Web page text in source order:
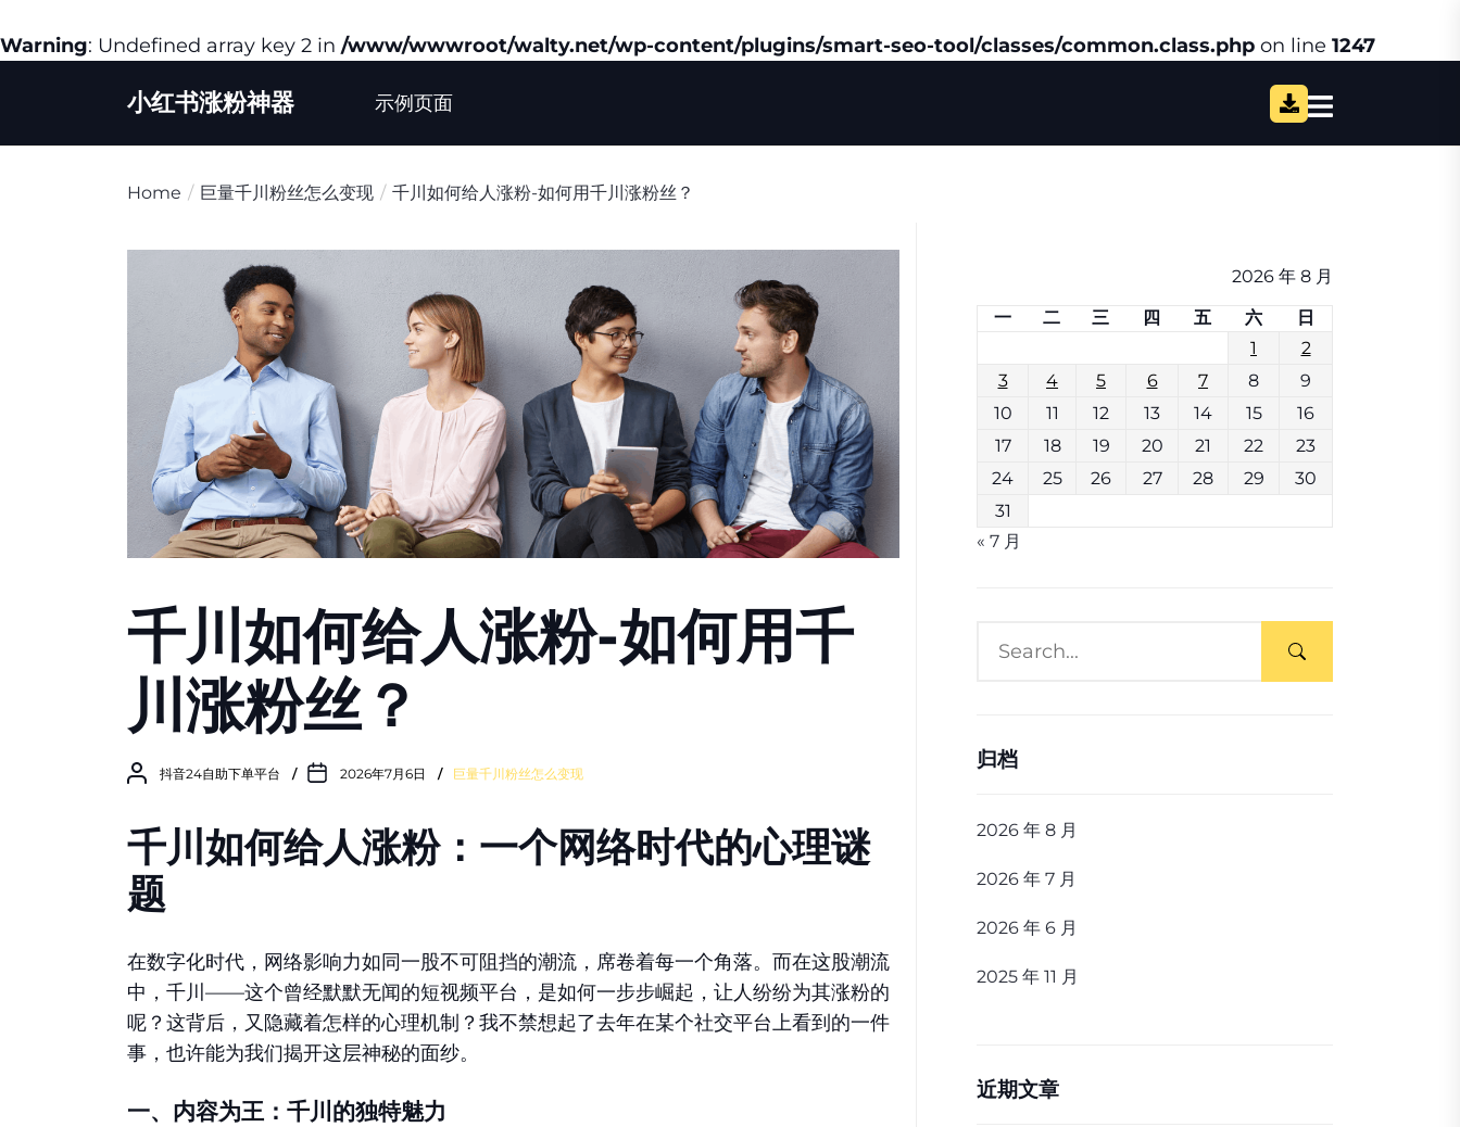
Warning: Undefined array key 2 in /www/wwwroot/walty.net/wp-content/plugins/smart-seo-tool/classes/common.class.php on line 1247
小红书涨粉神器 示例页面
Home 巨量千川粉丝怎么变现 千川如何给人涨粉-如何用千川涨粉丝？
千川如何给人涨粉-如何用千
川涨粉丝？
抖音24自助下单平台 2026年7月6日 巨量千川粉丝怎么变现
千川如何给人涨粉：一个网络时代的心理谜
题
在数字化时代，网络影响力如同一股不可阻挡的潮流，席卷着每一个角落。而在这股潮流
中，千川——这个曾经默默无闻的短视频平台，是如何一步步崛起，让人纷纷为其涨粉的
呢？这背后，又隐藏着怎样的心理机制？我不禁想起了去年在某个社交平台上看到的一件
事，也许能为我们揭开这层神秘的面纱。
一、内容为王：千川的独特魅力
2026 年 8 月
一
二 三 四 五 六
日
1
2
3
4 5 6 7 8
9
10
11 12 13 14 15
16
17
18 19 20 21 22
23
24
25 26 27 28 29
30
31
« 7 月
归档
2026 年 8 月
2026 年 7 月
2026 年 6 月
2025 年 11 月
近期文章